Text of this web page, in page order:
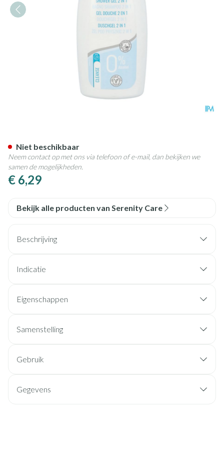
€ 6,29
Niet beschikbaar
Neem contact op met ons via telefoon of e-mail, dan bekijken we
samen de mogelijkheden.
Bekijk alle producten van Serenity Care
Beschrijving
Indicatie
Eigenschappen
Samenstelling
Gebruik
Gegevens